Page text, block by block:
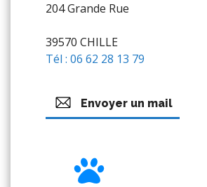
204 Grande Rue
39570 CHILLE
Tél : 06 62 28 13 79
Envoyer un mail